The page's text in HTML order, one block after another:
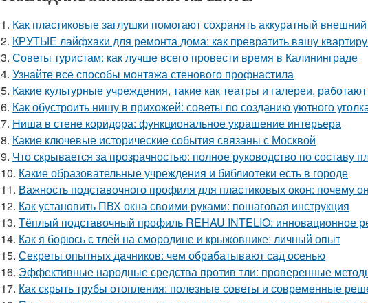
1. Как пластиковые заглушки помогают сохранять аккуратный
2. КРУТЫЕ лайфхаки для ремонта дома: как превратить вашу
3. Советы туристам: как лучше всего провести время в Калининграде
4. Узнайте все способы монтажа стенового профнастила
5. Какие культурные учреждения, такие как театры и галереи,
6. Как обустроить нишу в прихожей: советы по созданию уютного
7. Ниша в стене коридора: функциональное украшение интерьера
8. Какие ключевые исторические события связаны с Москвой
9. Что скрывается за прозрачностью: полное руководство по составу
10. Какие образовательные учреждения и библиотеки есть в городе
11. Важность подставочного профиля для пластиковых окон: почему
12. Как установить ПВХ окна своими руками: пошаговая инструкция
13. Тёплый подставочный профиль REHAU INTELIO: инновационное
14. Как я борюсь с тлёй на смородине и крыжовнике: личный опыт
15. Секреты опытных дачников: чем обрабатывают сад осенью
16. Эффективные народные средства против тли: проверенные
17. Как скрыть трубы отопления: полезные советы и современные